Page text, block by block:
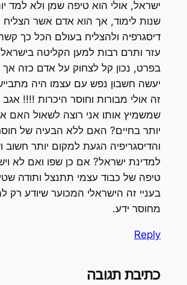
שנות לימוד, אך הוא אדם אשר
דיסגרפיה ולהצליח בעולם הכל כך
עזר ותרם רבות למען הקליטה בישראל
בפרט, נכון קל לצחוק על אדם כזה
יעשה חשבון נפש עם עצמו היה
זה אולי מבורות וחוסר היכרות !!!! אגב
שמשמיץ אותו אני רוצה לשאול האם
יותר בחיים? האם ללא הבעיה של
והדיסגריפיה הגעת למקום יותר חשוב
למדינת ישראל? אם כן שפו ואם לא
טיפה של כבוד עצמי תתנצל ותודה
בעניי זה הישראלי המכוער שיודע רק
מחוסר ידע.
Reply
כתיבת תגובה